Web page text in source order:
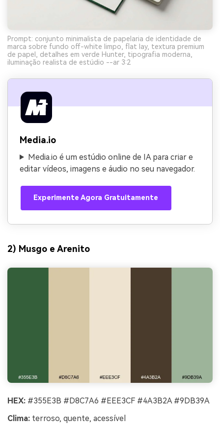
Prompt: conjunto minimalista de papelaria de identidade de
marca sobre fundo off-white limpo, flat lay, textura premium
de papel, detalhes em verde Hunter, tipografia moderna,
iluminação realista de estúdio --ar 3:2
Media.io
Media.io é um estúdio online de IA para criar e
editar vídeos, imagens e áudio no seu navegador.
Experimente Agora Gratuitamente
2) Musgo e Arenito
HEX: #355E3B #D8C7A6 #EEE3CF #4A3B2A #9DB39A
Clima: terroso, quente, acessível